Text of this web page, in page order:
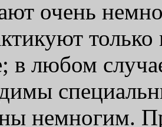
очень
в любом
немногим.